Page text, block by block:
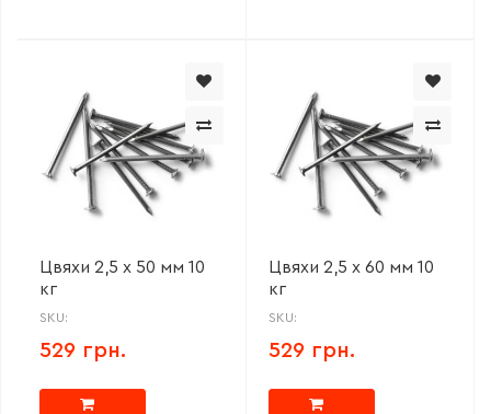
Цвяхи 2,5 х 50 мм 10
кг
SKU:
529 грн.
Цвяхи 2,5 х 60 мм 10
кг
SKU:
529 грн.